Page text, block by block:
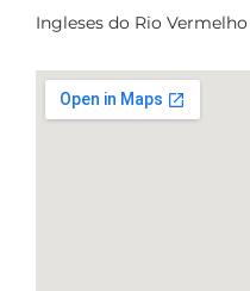
Ingleses do Rio